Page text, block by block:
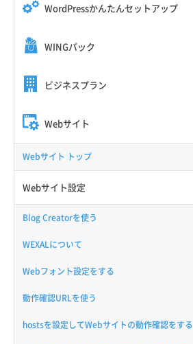
WordPressかんたんセットアップ
WINGパック
ビジネスプラン
Webサイト
Webサイト トップ
Webサイト設定
Blog Creatorを使う
WEXALについて
Webフォント設定をする
動作確認URLを使う
hostsを設定してWebサイトの動作確認をする